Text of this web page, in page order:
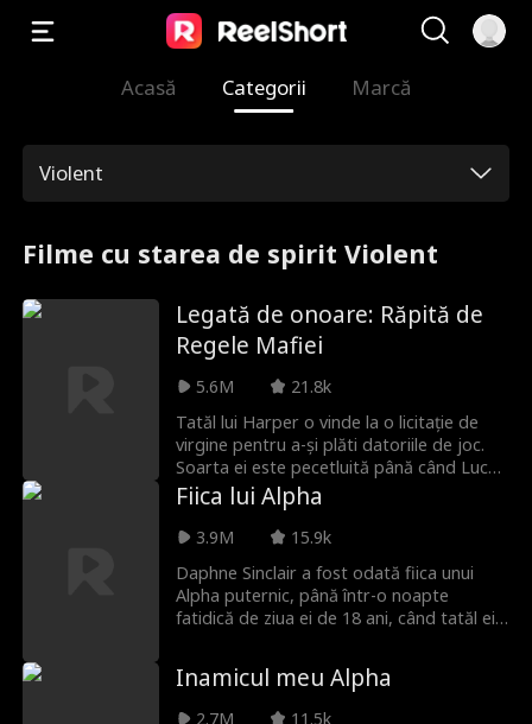
Acasă Categorii Marcă
Violent
Filme cu starea de spirit Violent
Legată de onoare: Răpită de
Regele Mafiei
5.6M
21.8k
Tatăl lui Harper o vinde la o licitație de
virgine pentru a-și plăti datoriile de joc.
Soarta ei este pecetluită până când Lucca
Saviano, șeful mafiei italiene, intervine să
o salveze. Dar ce vrea cel mai periculos
om din lumea interlopă de la Harper?
Fiica lui Alpha
3.9M
15.9k
Daphne Sinclair a fost odată fiica unui
Alpha puternic, până într-o noapte
fatidică de ziua ei de 18 ani, când tatăl ei
scenă Alpha Atlas, bărbatul pe care
Daphne l-a iubit toată viața, până când
află că el este cel din spatele crimei
Inamicul meu Alpha
2.7M
11.5k